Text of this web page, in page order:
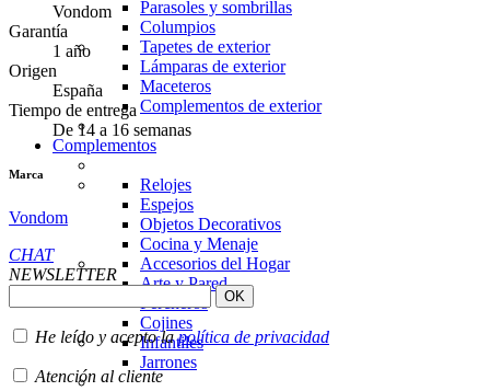
Parasoles y sombrillas
Columpios
Tapetes de exterior
Lámparas de exterior
Maceteros
Complementos de exterior
Complementos
Relojes
Espejos
Objetos Decorativos
Cocina y Menaje
Accesorios del Hogar
Arte y Pared
Percheros
Cojines
Infantiles
Jarrones
Vondom
Garantía
1 año
Origen
España
Tiempo de entrega
De 14 a 16 semanas
Marca
Vondom
CHAT
NEWSLETTER
He leído y acepto lapolítica de privacidad
Atención al cliente